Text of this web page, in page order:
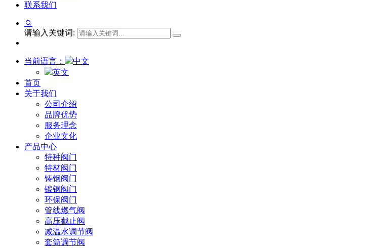
联系我们
请输入关键词:
当前语言：
中文
英文
首页
关于我们
公司介绍
品牌优势
服务理念
企业文化
产品中心
特种阀门
特材阀门
铸钢阀门
锻钢阀门
环保阀门
管线燃气阀
高压截止阀
减温水调节阀
套筒调节阀